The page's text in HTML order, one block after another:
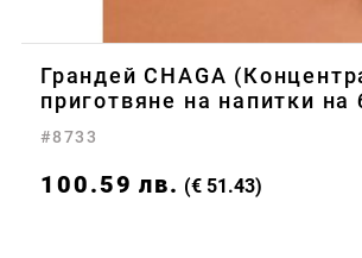
Грандей CHAGA
приготвяне на напитки на
#8733
100.59 лв. (€ 51.43)